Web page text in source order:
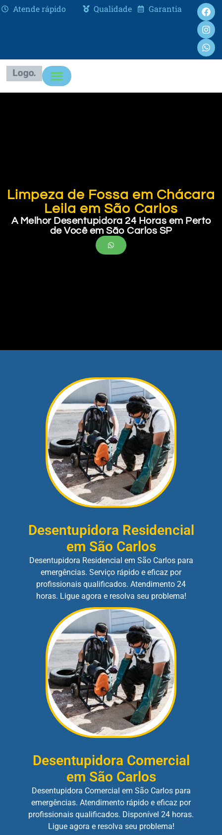
Atende rápido Qualidade Garantia
Limpeza de Fossa em Chácara
Leila em São Carlos
A Melhor Desentupidora 24 Horas em Perto
de Você em São Carlos SP
Desentupidora Residencial
em São Carlos
Desentupidora Residencial em São Carlos para
emergências. Serviço rápido e eficaz por
profissionais qualificados. Atendimento 24
horas. Ligue agora e resolva seu problema!
Desentupidora Comercial
em São Carlos
Desentupidora Comercial em São Carlos para
emergências. Atendimento rápido e eficaz por
profissionais qualificados. Disponível 24 horas.
Ligue agora e resolva seu problema!